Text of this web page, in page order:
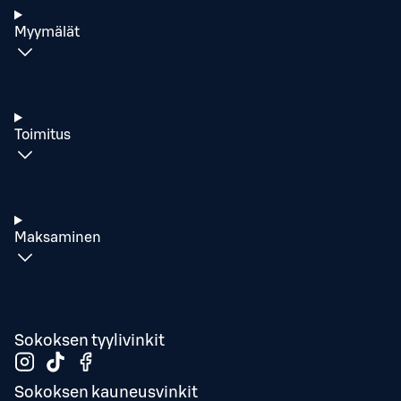
Myymälät
Toimitus
Maksaminen
Sokoksen tyylivinkit
Sokoksen kauneusvinkit